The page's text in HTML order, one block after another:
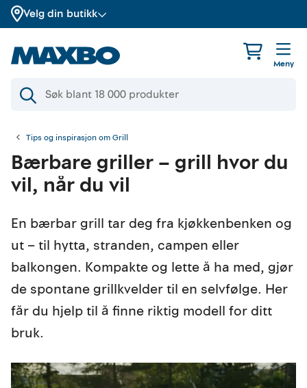
Velg din butikk
Meny
Tips og inspirasjon om Grill
Bærbare griller – grill hvor du
vil, når du vil
En bærbar grill tar deg fra kjøkkenbenken og
ut – til hytta, stranden, campen eller
balkongen. Kompakte og lette å ha med, gjør
de spontane grillkvelder til en selvfølge. Her
får du hjelp til å finne riktig modell for ditt
bruk.